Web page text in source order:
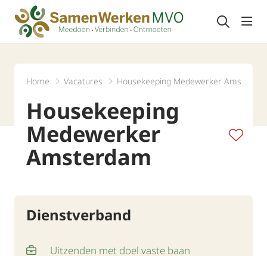
Home Vacatures Housekeeping Medewerker
Housekeeping
Medewerker
Amsterdam
Dienstverband
Uitzenden met doel vaste baan